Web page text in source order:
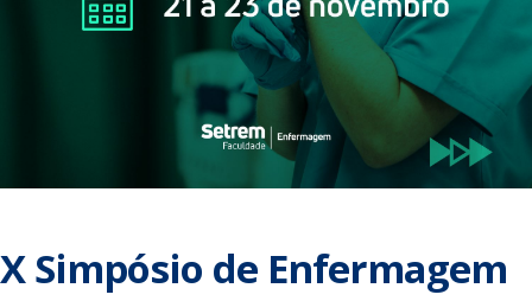
X Simpósio de Enfermagem